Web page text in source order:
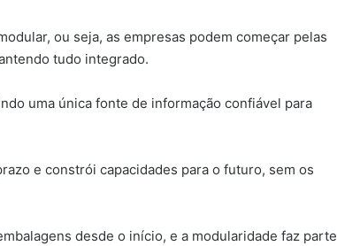
ou seja, as empresas podem começar pelas
tudo integrado.
uma única fonte de informação confiável para
e constrói capacidades para o futuro, sem os
desde o início, e a modularidade faz parte